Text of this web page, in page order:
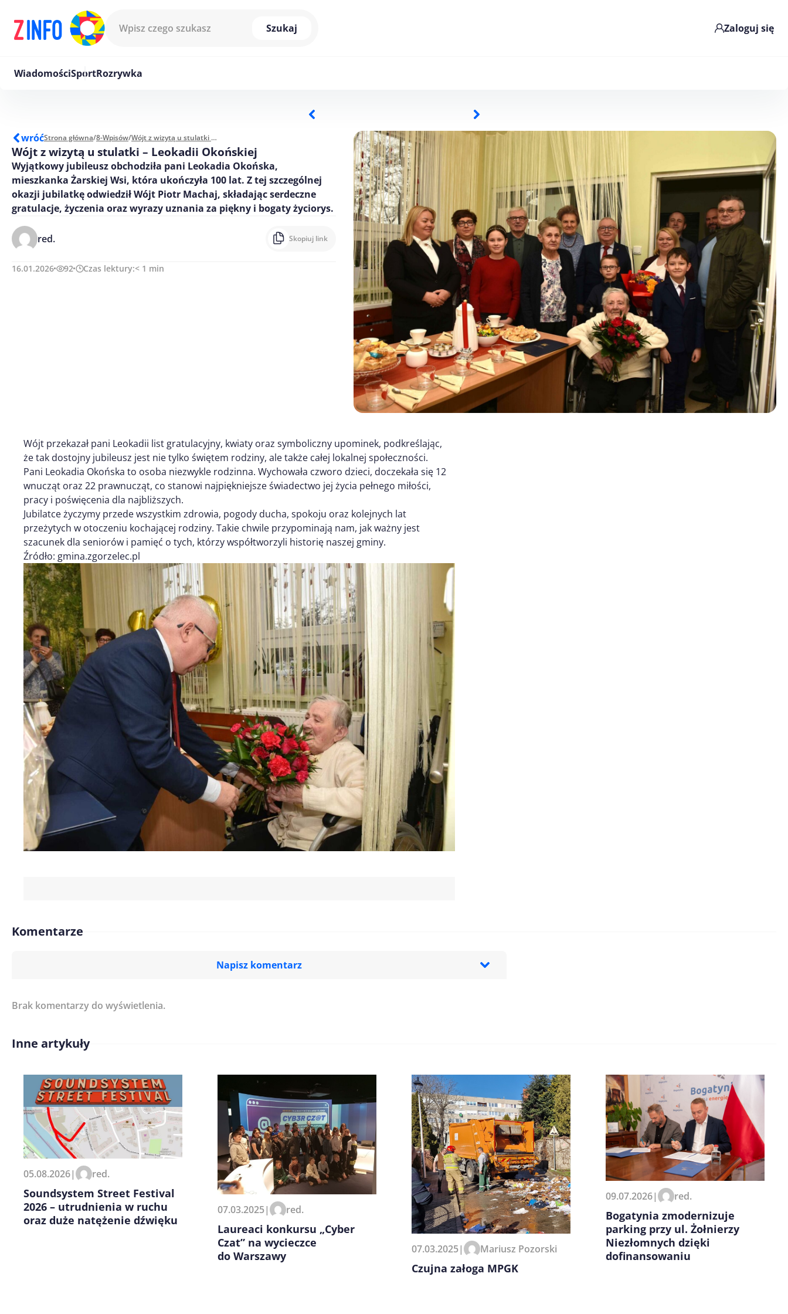
Szukaj
Zaloguj się
WiadomościSportRozrywka
wróćStrona główna/8-Wpisów/ Wójt z wizytą u stulatki - Leokadii Okońskiej
Wójt z wizytą u stulatki – Leokadii Okońskiej
Wyjątkowy jubileusz obchodziła pani Leokadia Okońska,
mieszkanka Żarskiej Wsi, która ukończyła 100 lat. Z tej szczególnej
okazji jubilatkę odwiedził Wójt Piotr Machaj, składając serdeczne
gratulacje, życzenia oraz wyrazy uznania za piękny i bogaty życiorys.
red. Skopiuj link
16.01.2026 92 Czas lektury:< 1 min
Wójt przekazał pani Leokadii list gratulacyjny, kwiaty oraz symboliczny upominek, podkreślając,
że tak dostojny jubileusz jest nie tylko świętem rodziny, ale także całej lokalnej społeczności.
Pani Leokadia Okońska to osoba niezwykle rodzinna. Wychowała czworo dzieci, doczekała się 12
wnucząt oraz 22 prawnucząt, co stanowi najpiękniejsze świadectwo jej życia pełnego miłości,
pracy i poświęcenia dla najbliższych.
Jubilatce życzymy przede wszystkim zdrowia, pogody ducha, spokoju oraz kolejnych lat
przeżytych w otoczeniu kochającej rodziny. Takie chwile przypominają nam, jak ważny jest
szacunek dla seniorów i pamięć o tych, którzy współtworzyli historię naszej gminy.
Źródło: gmina.zgorzelec.pl
Komentarze
Napisz komentarz
Imię/ Nick*
Zapamiętaj moje dane w tej przeglądarce podczas pisania
kolejnych komentarzy.
Brak komentarzy do wyświetlenia.
Inne artykuły
05.08.2026| red.
Soundsystem Street Festival
2026 – utrudnienia w ruchu
oraz duże natężenie dźwięku
07.03.2025| red.
Laureaci konkursu „Cyber
Czat” na wycieczce
do Warszawy
07.03.2025| Mariusz Pozorski
Czujna załoga MPGK
09.07.2026| red.
Bogatynia zmodernizuje
parking przy ul. Żołnierzy
Niezłomnych dzięki
dofinansowaniu